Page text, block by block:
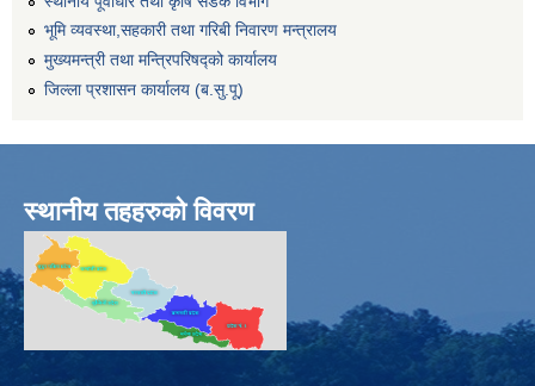
भूमि व्यवस्था,सहकारी तथा गरिबी निवारण मन्त्रालय
मुख्यमन्त्री तथा मन्त्रिपरिषद्को कार्यालय
जिल्ला प्रशासन कार्यालय (ब.सु.पू)
स्थानीय तहहरुको विवरण